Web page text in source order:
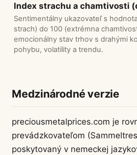
Index strachu a chamtivosti
Sentimentálny ukazovateľ s
strach) do 100 (extrémna
emocionálny stav trhov s drahými
pohybu, volatility a trendu.
Medzinárodné verzie
preciousmetalprices.com je
prevádzkovateľom
poskytovaný v nemeckej